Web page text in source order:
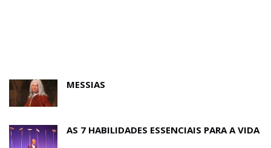
MESSIAS
AS 7 HABILIDADES ESSENCIAIS PARA A VIDA